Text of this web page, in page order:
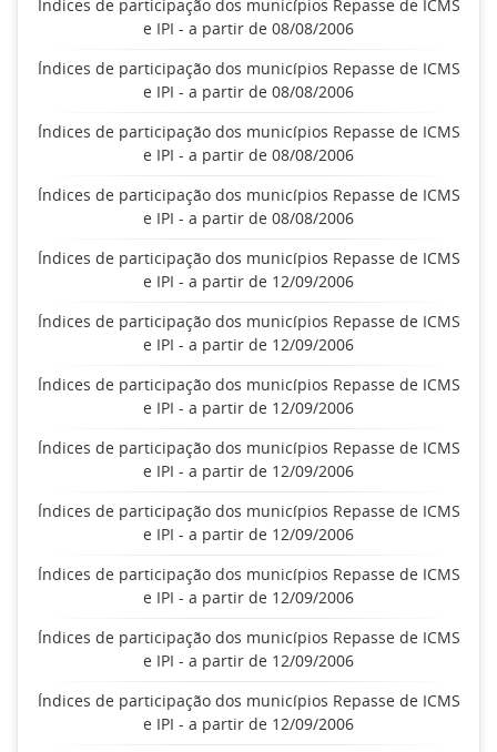
Índices de participação dos municípios Repasse de ICMS
e IPI - a partir de 08/08/2006
Índices de participação dos municípios Repasse de ICMS
e IPI - a partir de 08/08/2006
Índices de participação dos municípios Repasse de ICMS
e IPI - a partir de 08/08/2006
Índices de participação dos municípios Repasse de ICMS
e IPI - a partir de 08/08/2006
Índices de participação dos municípios Repasse de ICMS
e IPI - a partir de 12/09/2006
Índices de participação dos municípios Repasse de ICMS
e IPI - a partir de 12/09/2006
Índices de participação dos municípios Repasse de ICMS
e IPI - a partir de 12/09/2006
Índices de participação dos municípios Repasse de ICMS
e IPI - a partir de 12/09/2006
Índices de participação dos municípios Repasse de ICMS
e IPI - a partir de 12/09/2006
Índices de participação dos municípios Repasse de ICMS
e IPI - a partir de 12/09/2006
Índices de participação dos municípios Repasse de ICMS
e IPI - a partir de 12/09/2006
Índices de participação dos municípios Repasse de ICMS
e IPI - a partir de 12/09/2006